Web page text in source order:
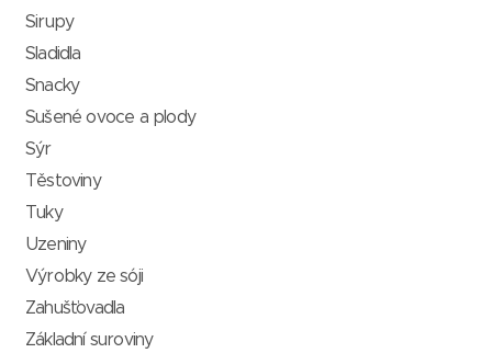
Sirupy
Sladidla
Snacky
Sušené ovoce a plody
Sýr
Těstoviny
Tuky
Uzeniny
Výrobky ze sóji
Zahušťovadla
Základní suroviny